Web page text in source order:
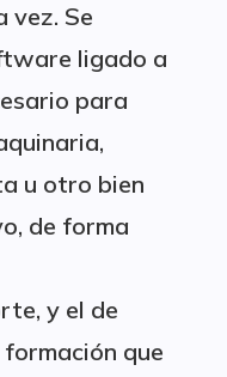
vez. Se
ligado a
para
u otro bien
de forma
y el de
que